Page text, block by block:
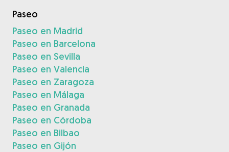
Paseo
Paseo en Madrid
Paseo en Barcelona
Paseo en Sevilla
Paseo en Valencia
Paseo en Zaragoza
Paseo en Málaga
Paseo en Granada
Paseo en Córdoba
Paseo en Bilbao
Paseo en Gijón